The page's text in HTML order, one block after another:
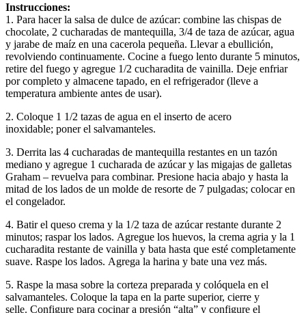
Instrucciones:
1. Para hacer la salsa de dulce de azúcar: combine las chispas de
chocolate, 2 cucharadas de mantequilla, 3/4 de taza de azúcar, agua
y jarabe de maíz en una cacerola pequeña. Llevar a ebullición,
revolviendo continuamente. Cocine a fuego lento durante 5 minutos,
retire del fuego y agregue 1/2 cucharadita de vainilla. Deje enfriar
por completo y almacene tapado, en el refrigerador (lleve a
temperatura ambiente antes de usar).
2. Coloque 1 1/2 tazas de agua en el inserto de acero
inoxidable; poner el salvamanteles.
3. Derrita las 4 cucharadas de mantequilla restantes en un tazón
mediano y agregue 1 cucharada de azúcar y las migajas de galletas
Graham – revuelva para combinar. Presione hacia abajo y hasta la
mitad de los lados de un molde de resorte de 7 pulgadas; colocar en
el congelador.
4. Batir el queso crema y la 1/2 taza de azúcar restante durante 2
minutos; raspar los lados. Agregue los huevos, la crema agria y la 1
cucharadita restante de vainilla y bata hasta que esté completamente
suave. Raspe los lados. Agrega la harina y bate una vez más.
5. Raspe la masa sobre la corteza preparada y colóquela en el
salvamanteles. Coloque la tapa en la parte superior, cierre y
selle. Configure para cocinar a presión “alta” y configure el